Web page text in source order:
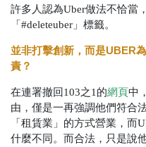
許多人認為Uber做法不恰當
「#deleteuber」標籤。
並非打擊創新，而是UBER
責？
在連署撤回103之1的網頁中
由，僅是一再強調他們符合
「租賃業」的方式營業，而
什麼不同。而合法，只是說